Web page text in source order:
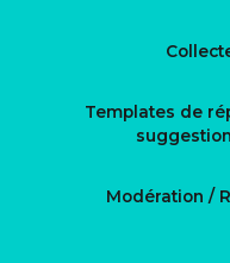
Templates de
Modération /